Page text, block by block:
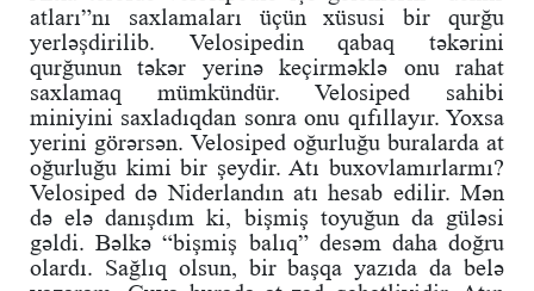
atları”nı saxlamaları üçün xüsusi bir qurğu
yerləşdirilib. Velosipedin qabaq təkərini
qurğunun təkər yerinə keçirməklə onu rahat
saxlamaq mümkündür. Velosiped sahibi
miniyini saxladıqdan sonra onu qıfıllayır. Yoxsa
yerini görərsən. Velosiped oğurluğu buralarda at
oğurluğu kimi bir şeydir. Atı buxovlamırlarmı?
Velosiped də Niderlandın atı hesab edilir. Mən
də elə danışdım ki, bişmiş toyuğun da güləsi
gəldi. Bəlkə “bişmiş balıq” desəm daha doğru
olardı. Sağlıq olsun, bir başqa yazıda da belə